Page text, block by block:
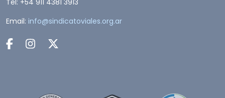
Tel: +54 911 4381 3913
Email: info@sindicatoviales.org.ar